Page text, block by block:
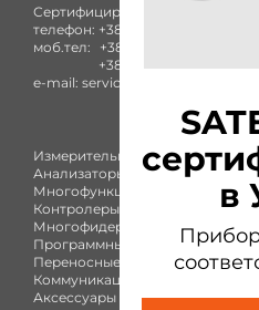
Сертифицированный сервисный
телефон: +38 (044) 332-84-27
моб.тел:
+38 (050) 753-40-93
+38 (096) 436-73-38
e-mail: service@satec-
Измерительные приборы
Анализаторы качества
Многофункциональные
Контролеры присоединения
Многофидерный измеритель
Программный комплекс
Переносные приборы
Коммуникация
Аксессуары
в